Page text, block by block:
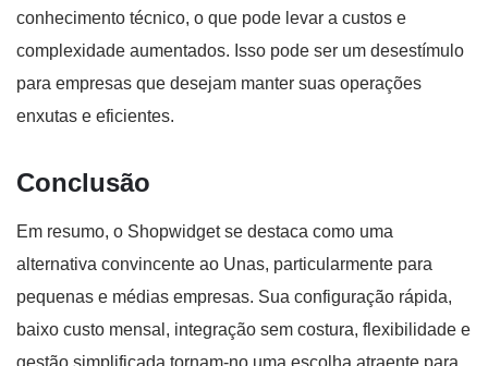
conhecimento técnico, o que pode levar a custos e
complexidade aumentados. Isso pode ser um desestímulo
para empresas que desejam manter suas operações
enxutas e eficientes.
Conclusão
Em resumo, o Shopwidget se destaca como uma
alternativa convincente ao Unas, particularmente para
pequenas e médias empresas. Sua configuração rápida,
baixo custo mensal, integração sem costura, flexibilidade e
gestão simplificada tornam-no uma escolha atraente para